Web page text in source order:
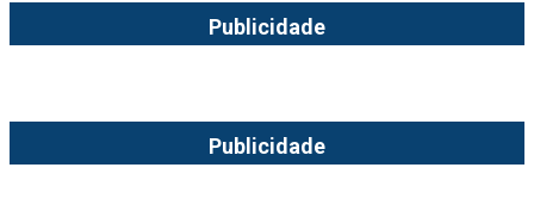
Publicidade
Publicidade